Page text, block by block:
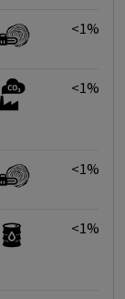
<1%
<1%
<1%
<1%